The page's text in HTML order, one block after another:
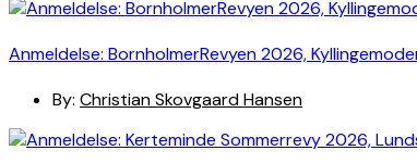
Anmeldelse: BornholmerRevyen 2026,
By: Christian Skovgaard Hansen